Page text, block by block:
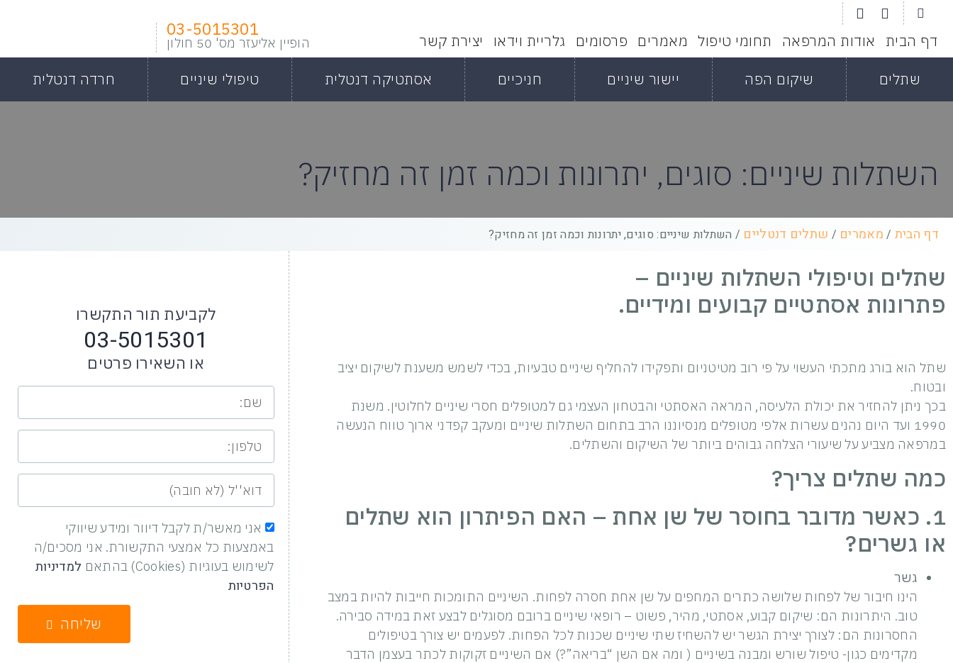
דף הבית אודות המרפאה תחומי טיפול מאמרים פרסומים גלריית וידאו יצירת קשר
03-5015301
הופיין אליעזר מס' 50 חולון
שתלים שיקום הפה יישור שיניים חניכיים אסתטיקה דנטלית טיפולי שיניים חרדה דנטלית
השתלות שיניים: סוגים, יתרונות וכמה זמן זה מחזיק?
דף הבית / מאמרים / שתלים דנטליים / השתלות שיניים: סוגים, יתרונות וכמה זמן זה מחזיק?
שתלים וטיפולי השתלות שיניים –
פתרונות אסתטיים קבועים ומידיים.
שתל הוא בורג מתכתי העשוי על פי רוב מטיטניום ותפקידו להחליף שיניים טבעיות, בכדי לשמש משענת לשיקום יציב
ובטוח.
בכך ניתן להחזיר את יכולת הלעיסה, המראה האסתטי והבטחון העצמי גם למטופלים חסרי שיניים לחלוטין. משנת
1990 ועד היום נהנים עשרות אלפי מטופלים מנסיוננו הרב בתחום השתלות שיניים ומעקב קפדני ארוך טווח הנעשה
במרפאה מצביע על שיעורי הצלחה גבוהים ביותר של השיקום והשתלים.
כמה שתלים צריך?
1. כאשר מדובר בחוסר של שן אחת – האם הפיתרון הוא שתלים
או גשרים?
גשר
הינו חיבור של לפחות שלושה כתרים המחפים על שן אחת חסרה לפחות. השיניים התומכות חייבות להיות במצב
טוב. היתרונות הם: שיקום קבוע, אסתטי, מהיר, פשוט – רופאי שיניים ברובם מסוגלים לבצע זאת במידה סבירה.
החסרונות הם: לצורך יצירת הגשר יש להשחיז שתי שיניים שכנות לכל הפחות. לפעמים יש צורך בטיפולים
מקדימים כגון- טיפול שורש ומבנה בשיניים ( ומה אם השן “בריאה”?) אם השיניים זקוקות לכתר בעצמן הדבר
לקביעת תור התקשרו
03-5015301
או השאירו פרטים
אני מאשר/ת לקבל דיוור ומידע שיווקי
באמצעות כל אמצעי התקשורת. אני מסכים/ה
לשימוש בעוגיות (Cookies) בהתאם
למדיניות
הפרטיות
שליחה